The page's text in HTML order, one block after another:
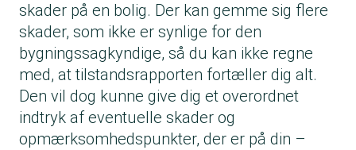
skader på en bolig. Der kan gemme sig flere
skader, som ikke er synlige for den
bygningssagkyndige, så du kan ikke regne
med, at tilstandsrapporten fortæller dig alt.
Den vil dog kunne give dig et overordnet
indtryk af eventuelle skader og
opmærksomhedspunkter, der er på din –